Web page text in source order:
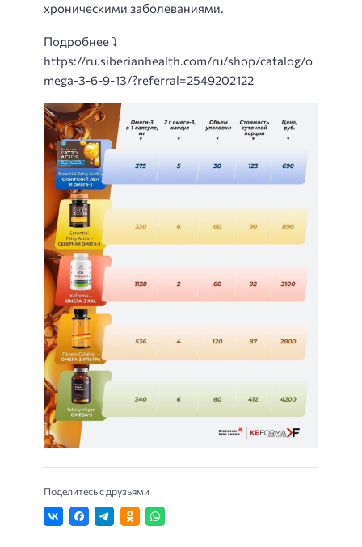
хроническими заболеваниями.
Подробнее ⤵
https://ru.siberianhealth.com/ru/shop/catalog/o
mega-3-6-9-13/?referral=2549202122
Поделитесь с друзьями